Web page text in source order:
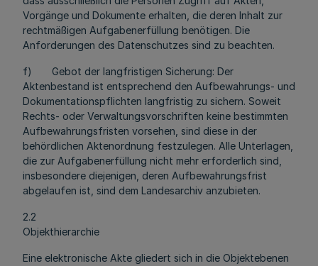
Vorgänge und Dokumente erhalten, die deren Inhalt zur
rechtmäßigen Aufgabenerfüllung benötigen. Die
Anforderungen des Datenschutzes sind zu beachten.
f) Gebot der langfristigen Sicherung: Der
Aktenbestand ist entsprechend den Aufbewahrungs- und
Dokumentationspflichten langfristig zu sichern. Soweit
Rechts- oder Verwaltungsvorschriften keine bestimmten
Aufbewahrungsfristen vorsehen, sind diese in der
behördlichen Aktenordnung festzulegen. Alle Unterlagen,
die zur Aufgabenerfüllung nicht mehr erforderlich sind,
insbesondere diejenigen, deren Aufbewahrungsfrist
abgelaufen ist, sind dem Landesarchiv anzubieten.
2.2
Objekthierarchie
Eine elektronische Akte gliedert sich in die Objektebenen